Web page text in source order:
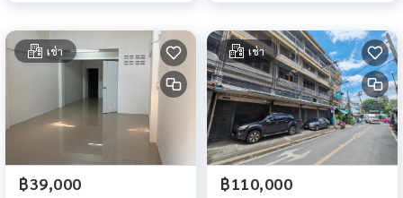
เช่า
฿39,000
เช่า
฿110,000